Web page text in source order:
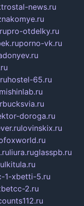
news.ru
pro-otdelky.ru
porno-vk.ru
hostel-65.ru
mishinlab.ru
doroga.ru
lovinskix.ru
liura.ruglasspb.ru
1-xbetti-5.ru
2.ru